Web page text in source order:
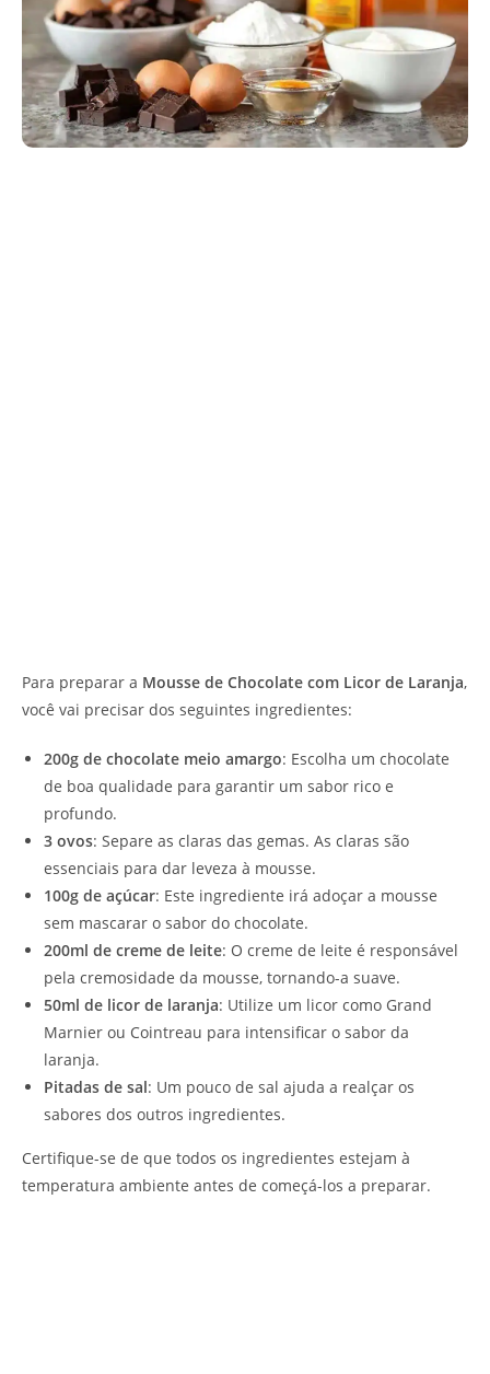
Para preparar a Mousse de Chocolate com Licor de Laranja,
você vai precisar dos seguintes ingredientes:
200g de chocolate meio amargo: Escolha um chocolate
de boa qualidade para garantir um sabor rico e
profundo.
3 ovos: Separe as claras das gemas. As claras são
essenciais para dar leveza à mousse.
100g de açúcar: Este ingrediente irá adoçar a mousse
sem mascarar o sabor do chocolate.
200ml de creme de leite: O creme de leite é responsável
pela cremosidade da mousse, tornando-a suave.
50ml de licor de laranja: Utilize um licor como Grand
Marnier ou Cointreau para intensificar o sabor da
laranja.
Pitadas de sal: Um pouco de sal ajuda a realçar os
sabores dos outros ingredientes.
Certifique-se de que todos os ingredientes estejam à
temperatura ambiente antes de começá-los a preparar.